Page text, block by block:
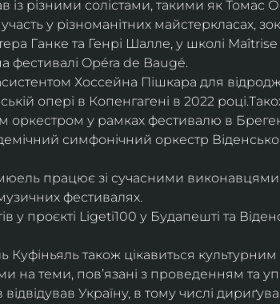
різними солістами, такими як Томас
у різноманітних майстеркласах,
Ганке та Генрі Шалле, у школі
фестивалі Opéra de Baugé.
Хоссейна Пішкара для
опері в Копенгагені в 2022
оркестром у рамках фестивалю в
симфонічний оркестр
працює зі сучасними
фестивалях.
у проєкті Ligeti100 у Будапешті та
Куфіньяль також цікавиться
на теми, пов’язані з проведенням та
Україну, в тому числі